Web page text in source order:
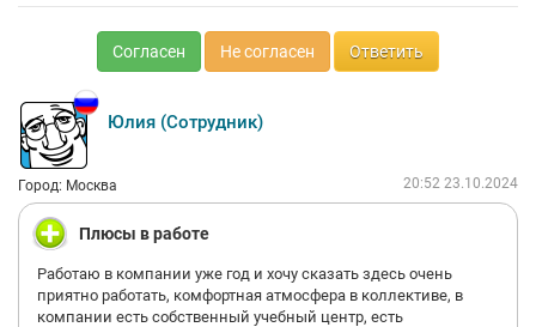
Согласен Не согласен Ответить
Юлия (Сотрудник)
Город: Москва 20:52 23.10.2024
Плюсы в работе
Работаю в компании уже год и хочу сказать здесь очень
приятно работать, комфортная атмосфера в коллективе, в
компании есть собственный учебный центр, есть